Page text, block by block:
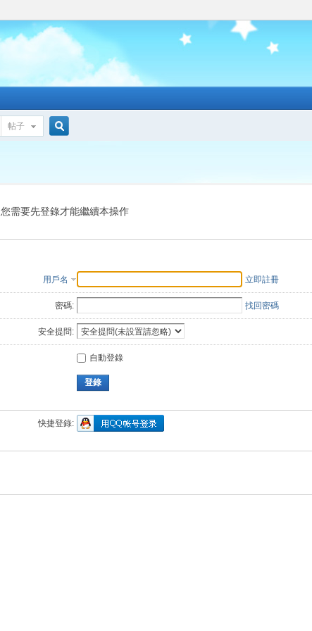
帖子
索
您需要先登錄才能繼續本操作
用戶名 立即註冊
密碼: 找回密碼
安全提問:
自動登錄
登錄
快捷登錄: